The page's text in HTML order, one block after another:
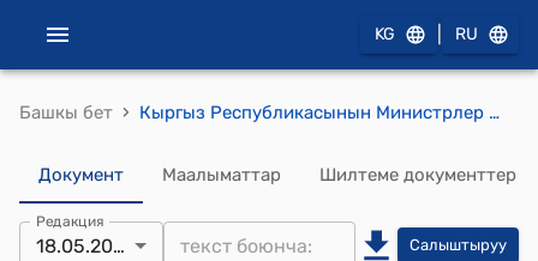
KG RU
Башкы бет › Кыргыз Республикасынын Министрлер Кабинетинин 2025-жылдын 9-октябрындагы № 652 "Кыргыз Республикасынын Министрлер Кабинетинин коррупциянын алдын алуу маселелери боюнча айрым токтомдоруна өзгөртүүлөрдү киргизүү жөнүндө" токтому
Документ Маалыматтар Шилтеме документтер
Редакция
18.05.2026 Салыштыруу